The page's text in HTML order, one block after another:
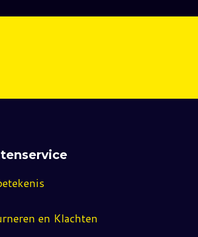
en Klachten